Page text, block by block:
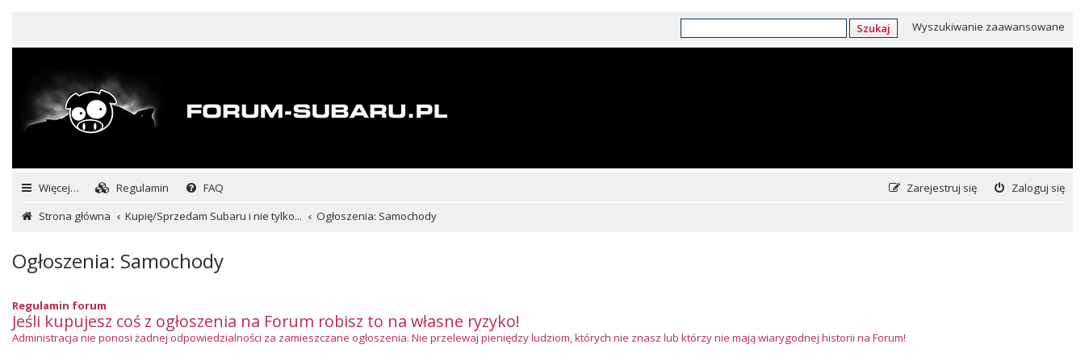
Szukaj Wyszukiwanie zaawansowane
Więcej… Regulamin FAQ Zaloguj się
Zarejestruj się
Strona główna
Kupię/Sprzedam Subaru i nie tylko... Ogłoszenia: Samochody
Ogłoszenia: Samochody
Regulamin forum
Jeśli kupujesz coś z ogłoszenia na Forum robisz to na własne ryzyko!
Administracja nie ponosi żadnej odpowiedzialności za zamieszczane ogłoszenia. Nie przelewaj pieniędzy ludziom, których nie znasz lub którzy nie mają wiarygodnej historii na Forum!